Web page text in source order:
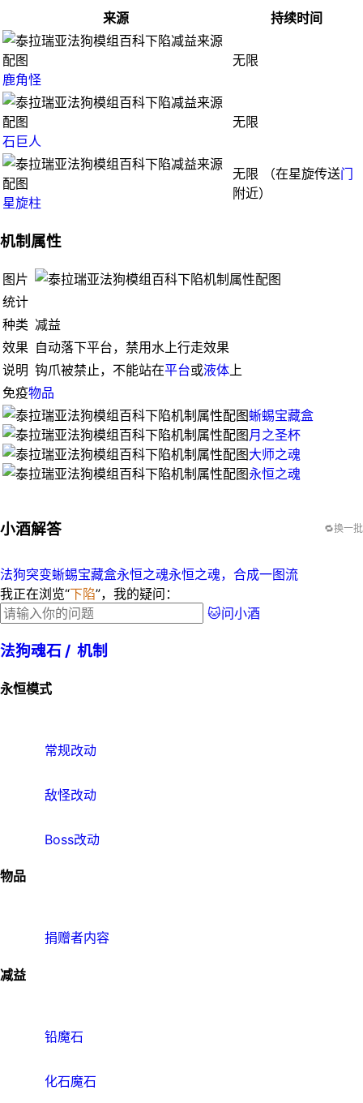
来源 持续时间
鹿角怪
无限
石巨人
无限
星旋柱
无限 （在星旋传送门
附近）
机制属性
图片
统计
种类 减益
效果 自动落下平台，禁用水上行走效果
说明 钩爪被禁止，不能站在平台或液体上
免疫物品
蜥蜴宝藏盒
月之圣杯
大师之魂
永恒之魂
小酒解答 🔁换一批
法狗突变蜥蜴宝藏盒永恒之魂永恒之魂，合成一图流
我正在浏览“下陷”，我的疑问：
🐱问小酒
法狗魂石 / 机制
永恒模式
常规改动
敌怪改动
Boss改动
物品
捐赠者内容
减益
铅魔石
化石魔石